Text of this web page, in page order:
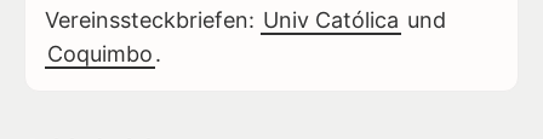
Vereinssteckbriefen: Univ Católica und
Coquimbo.